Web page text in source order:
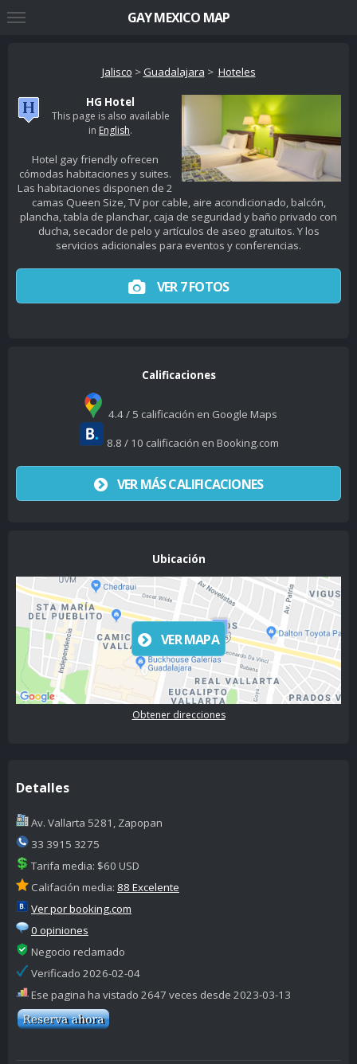
Jalisco >Guadalajara > Hoteles
HG Hotel
This page is also available
in English.
Hotel gay friendly ofrecen
cómodas habitaciones y suites.
Las habitaciones disponen de 2
camas Queen Size, TV por cable, aire acondicionado, balcón,
plancha, tabla de planchar, caja de seguridad y baño privado con
ducha, secador de pelo y artículos de aseo gratuitos. Y los
servicios adicionales para eventos y conferencias.
VER 7 FOTOS
Calificaciones
4.4 / 5 calificación en Google Maps
8.8 / 10 calificación en Booking.com
VER MÁS CALIFICACIONES
Ubicación
VER MAPA
Obtener direcciones
Detalles
Av. Vallarta 5281, Zapopan
33 3915 3275
Tarifa media: $60 USD
Califación media: 88 Excelente
Ver por booking.com
0 opiniones
Negocio reclamado
Verificado 2026-02-04
Ese pagina ha vistado 2647 veces desde 2023-03-13
GAY MEXICO MAP